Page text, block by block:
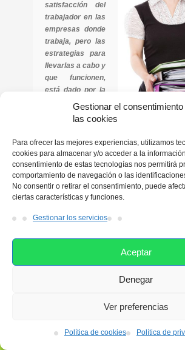
Gestionar el consentimiento
las cookies
Para ofrecer las mejores experiencias, utilizamos
cookies para almacenar y/o acceder a la
consentimiento de estas tecnologías nos permitirá
comportamiento de navegación o las
No consentir o retirar el consentimiento, puede
ciertas características y funciones.
Gestionar los servicios
Aceptar
Denegar
Ver preferencias
Política de cookies Política de
satisfacción del
trabajador en las
empresas donde
trabaja, pero las
estrategias para
llevarlas a cabo y
que funcionen,
está dado por la
fuerza de
impacto que
En esta ocasión, nos centraremos en
descanso que algunas empresas
gestión laboral, con el objeto de
de sus profesionalesy mejorar sus
gestión.
Tener en cuenta, la necesidad de
claridad de lo que significa,
proceso determinado para que éste
resolver situaciones de conflicto que
2 COMENTARIOS
por el sitio web. Si continúa navegando
de acuerdo con su uso. Si desea ampliar
consulte nuestra Política de cookies.